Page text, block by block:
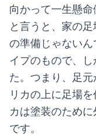
向かって一生懸
と言うと、家の
の準備じゃない
イプのもので、
た。つまり、足
リカの上に足場
カは塗装のため
です。